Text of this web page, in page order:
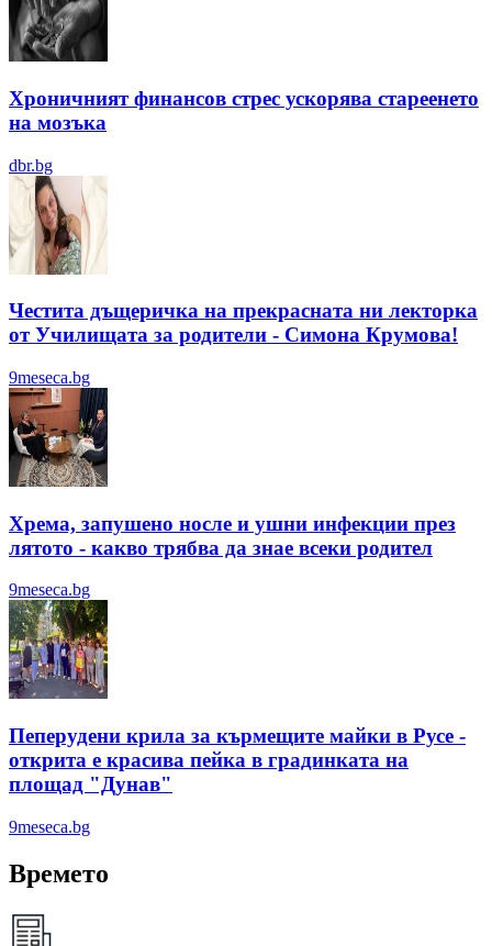
Хроничният финансов стрес ускорява стареенето
на мозъка
dbr.bg
Честита дъщеричка на прекрасната ни лекторка
от Училищата за родители - Симона Крумова!
9meseca.bg
Хрема, запушено носле и ушни инфекции през
лятотo - какво трябва да знае всеки родител
9meseca.bg
Пеперудени крила за кърмещите майки в Русе -
открита е красива пейка в градинката на
площад "Дунав"
9meseca.bg
Времето